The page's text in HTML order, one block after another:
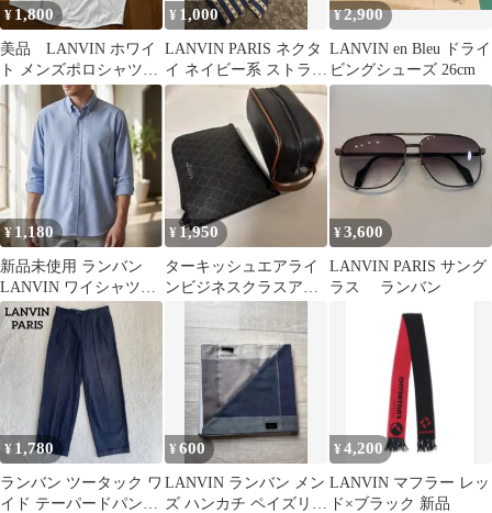
¥ 1,800
美品 LANVIN ホワイ
ト メンズポロシャツ
水色ステッチ ゆった
りL
¥ 1,000
LANVIN PARIS ネクタ
イ ネイビー系 ストライ
プ柄
¥2,900
LANVIN en Bleu ドライ
ビングシューズ 26cm
¥1,180
新品未使用 ランバン
LANVIN ワイシャツ
（M）水色 長袖 チェッ
ク柄
¥1,950
ターキッシュエアライ
ンビジネスクラスアメ
¥3,600
LANVIN PARIS サング
ラス ランバン
¥ 1,780
ランバン ツータック ワ
イド テーパードパンツ
¥600
LANVIN ランバン メン
ズ ハンカチ ペイズリー
¥4,200
LANVIN マフラー レッ
ド×ブラック 新品